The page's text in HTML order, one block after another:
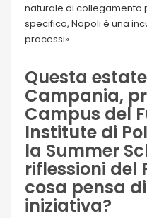
naturale di collegamento
specifico, Napoli è una
processi».
Questa
Campania,
Campus del
Institute di
la Summer
riflessioni del
cosa pensa
iniziativa?